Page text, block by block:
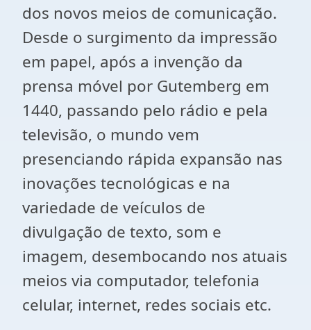
dos novos meios de comunicação.
Desde o surgimento da impressão
em papel, após a invenção da
prensa móvel por Gutemberg em
1440, passando pelo rádio e pela
televisão, o mundo vem
presenciando rápida expansão nas
inovações tecnológicas e na
variedade de veículos de
divulgação de texto, som e
imagem, desembocando nos atuais
meios via computador, telefonia
celular, internet, redes sociais etc.